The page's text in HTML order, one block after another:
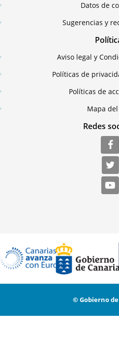
Datos de
Sugerencias y
Aviso legal y
Políticas de
Políticas de
Mapa
Redes
© Gobierno